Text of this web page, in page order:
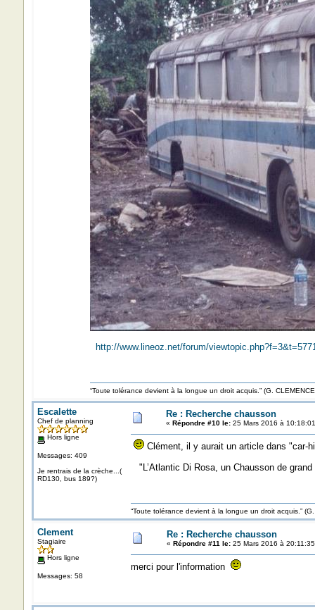
http://www.lineoz.net/forum/
“Toute tolérance devient à la longue un droit acquis.” (G.
Escalette
Chef de planning
Hors ligne
Messages: 409
Je rentrais de la crèche...(
RD130, bus 189?)
Re : Recherche chausson
« Répondre #10 le:25 Mars 2016 à
Clément, il y aurait un article dans "car-
"L’Atlantic Di Rosa, un Chausson de grand
“Toute tolérance devient à la longue un droit acquis.”
Clement
Stagiaire
Hors ligne
Messages: 58
Re : Recherche chausson
« Répondre #11 le:25 Mars 2016 à
merci pour l'information